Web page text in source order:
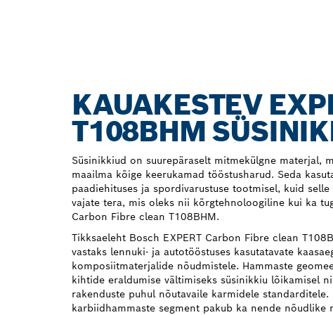
KAUAKESTEV
T108BHM
Süsinikkiud on suurepäraselt mitmekülgne materjal,
maailma kõige keerukamad tööstusharud. Seda
paadiehituses ja spordivarustuse tootmisel, kuid
vajate tera, mis oleks nii kõrgtehnoloogiline kui ka
Carbon Fibre clean T108BHM.
Tikksaeleht Bosch EXPERT Carbon Fibre clean
vastaks lennuki- ja autotööstuses kasutatavate
komposiitmaterjalide nõudmistele. Hammaste
kihtide eraldumise vältimiseks süsinikkiu lõikamisel
rakenduste puhul nõutavaile karmidele standarditele.
karbiidhammaste segment pakub ka nende nõudlike